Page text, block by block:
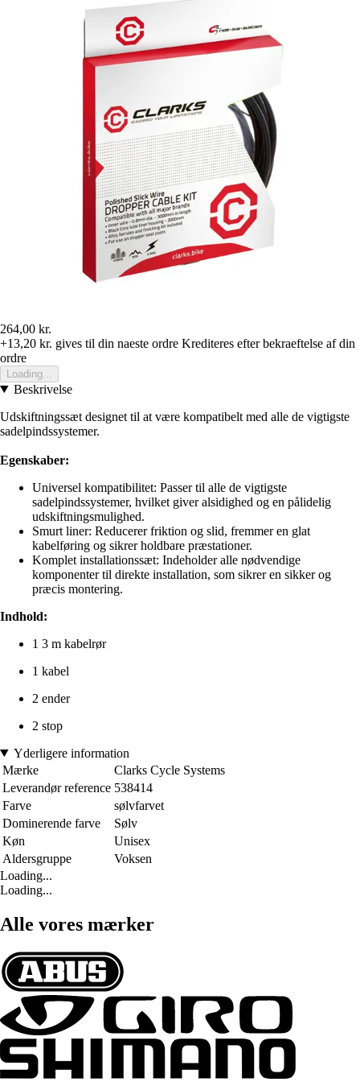
264,00 kr.
+13,20 kr. gives til din naeste ordre Krediteres efter bekraeftelse af din
ordre
Loading...
Beskrivelse
Udskiftningssæt designet til at være kompatibelt med alle de vigtigste
sadelpindssystemer.
Egenskaber:
Universel kompatibilitet: Passer til alle de vigtigste
sadelpindssystemer, hvilket giver alsidighed og en pålidelig
udskiftningsmulighed.
Smurt liner: Reducerer friktion og slid, fremmer en glat
kabelføring og sikrer holdbare præstationer.
Komplet installationssæt: Indeholder alle nødvendige
komponenter til direkte installation, som sikrer en sikker og
præcis montering.
Indhold:
1 3 m kabelrør
1 kabel
2 ender
2 stop
Yderligere information
Mærke
Clarks Cycle Systems
Leverandør reference 538414
Farve
sølvfarvet
Dominerende farve
Sølv
Køn
Unisex
Aldersgruppe
Voksen
Loading...
Loading...
Alle vores mærker